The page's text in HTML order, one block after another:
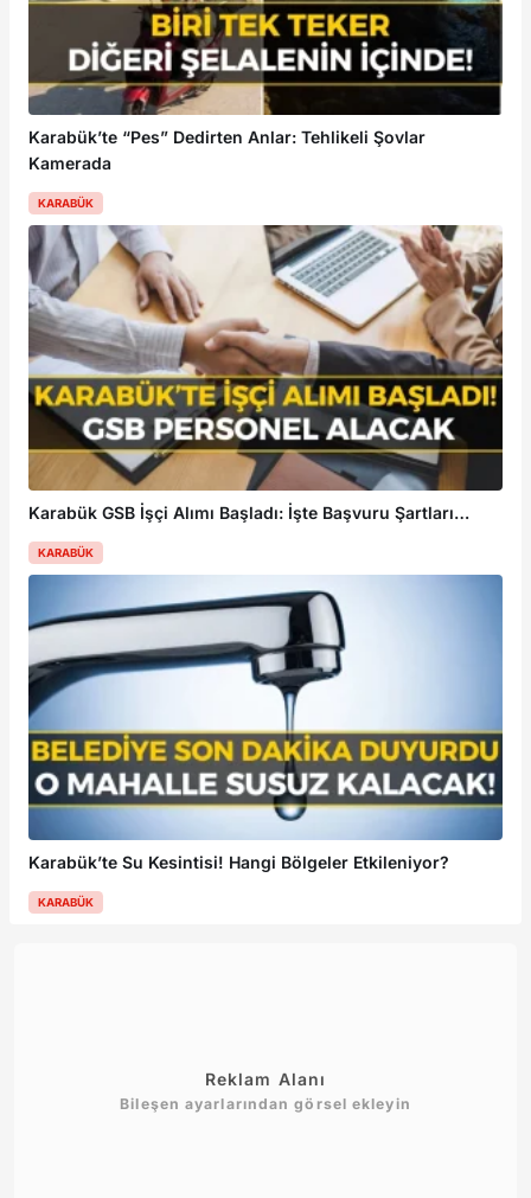
Karabük’te “Pes” Dedirten Anlar: Tehlikeli Şovlar
Kamerada
KARABÜK
Karabük GSB İşçi Alımı Başladı: İşte Başvuru Şartları
KARABÜK
Karabük’te Su Kesintisi! Hangi Bölgeler Etkileniyor?
KARABÜK
Reklam Alanı
Bileşen ayarlarından görsel ekleyin